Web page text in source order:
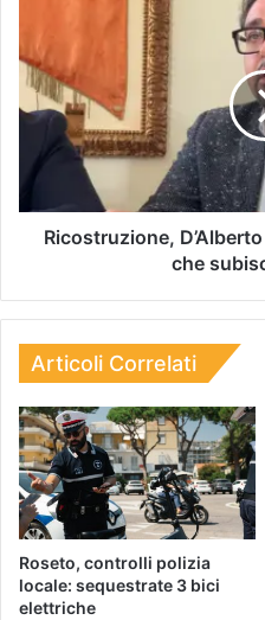
Ricostruzione,
che
Articoli Correlati
Roseto, controlli polizia
locale: sequestrate 3 bici
elettriche